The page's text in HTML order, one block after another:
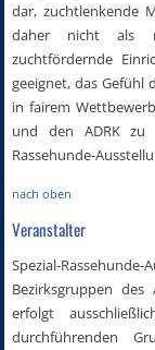
dar, zuchtlenkende
daher nicht als
zuchtfördernde
geeignet, das Gefühl
in fairem
und den ADRK zu
Rassehunde-
nach oben
Veranstalter
Spezial-
Bezirksgruppen
erfolgt
durchführenden